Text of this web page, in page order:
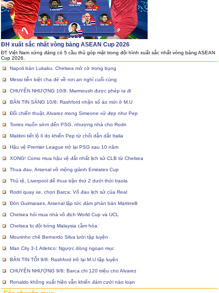
ĐH xuất sắc nhất vòng bảng ASEAN Cup 2026
ĐT Việt Nam xứng đáng có 5 cầu thủ góp mặt trong đội hình xuất sắc nhất vòng bảng ASEAN
Cup 2026.
Napoli bán Lukaku, Chelsea mở cờ trong bụng
Messi tiễn biệt cha đẻ về nơi an nghỉ cuối cùng
CHUYỂN NHƯỢNG 10/8: Marmoush được phép ra đi
BẢN TIN SÁNG 10/8: Rashford nhận số áo mới ở M.U
Đổi chiến thuật, Alvarez mong Simeone xử đẹp như Pep
Torres muốn sớm đến PSG, nhượng nhà cho Rodri
Maldini tiết lộ lí do khiến Pep từ chối dẫn dắt Italia
Hậu vệ Premier League trở lại PSG sau 10 năm
XONG! Como mua hậu vệ đắt nhất lịch sử CLB từ Chelsea
Thua đau, Arsenal vỡ mộng giành Emirates Cup
Thủ tệ, Liverpool để thua trận thứ 2 dưới thời Iraola
Rodri quay xe, chọn Barca: Vố đau lịch sử của Real
Đón Guimaraes, Arsenal lập tức đàm phán bán Martinelli
Chelsea hỏi mua nhà vô địch World Cup và UCL
Chelsea bị đội bóng Malaysia cầm hòa
Mourinho chê Bernerdo Silva lười tập luyện
Man City 3-1 Atletico: Ngược dòng ngoạn mục
BẢN TIN TỐI 9/8: Rashford trở lại M.U tập luyện
CHUYỂN NHƯỢNG 9/8: Barca chi 120 triệu cho Alvarez
Ronaldo không xuất hiện vẫn khiến đám cưới náo loạn